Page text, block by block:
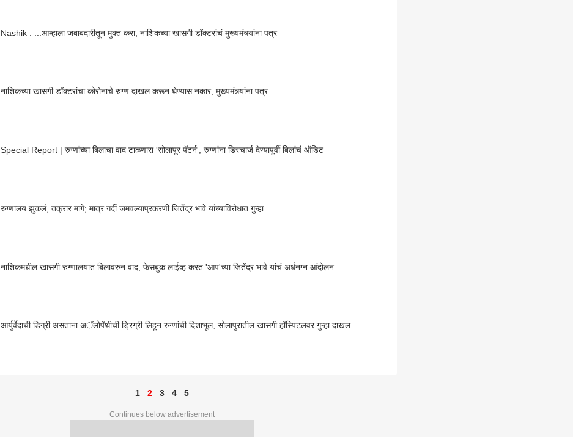
Nashik : ...आम्हाला जबाबदारीतून मुक्त करा; नाशिकच्या खासगी डॉक्टरांचं मुख्यमंत्र्यांना पत्र
नाशिकच्या खासगी डॉक्टरांचा कोरोनाचे रुग्ण दाखल करून घेण्यास नकार, मुख्यमंत्र्यांना पत्र
Special Report | रुग्णांच्या बिलाचा वाद टाळणारा 'सोलापूर पॅटर्न', रुग्णांना डिस्चार्ज देण्यापूर्वी बिलांचं ऑडिट
रुग्णालय झुकलं, तक्रार मागे; मात्र गर्दी जमवल्याप्रकरणी जितेंद्र भावे यांच्याविरोधात गुन्हा
नाशिकमधील खासगी रुग्णालयात बिलावरुन वाद, फेसबुक लाईव्ह करत 'आप'च्या जितेंद्र भावे यांचं अर्धनग्न आंदोलन
आर्युर्वेदाची डिग्री असताना अॅलोपॅथीची ड्रिग्री लिहून रुग्णांची दिशाभूल, सोलापुरातील खासगी हॉस्पिटलवर गुन्हा दाखल
1 2 3 4 5
Continues below advertisement